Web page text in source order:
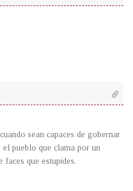
sean capaces de gobernar
el pueblo que clama por un
faces que estupides.